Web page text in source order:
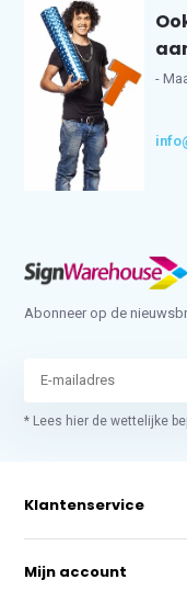
-
Abonneer op de
* Lees hier de wettelijke
Klantenservice
Mijn account